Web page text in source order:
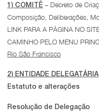
1) COMITÊ – Decreto de
Composição, Deliberações,
LINK PARA A PÁGINA NO
CAMINHO PELO MENU
Rio São Francisco
2) ENTIDADE DELEGATÁRIA
Estatuto e alterações
Resolução de Delegação